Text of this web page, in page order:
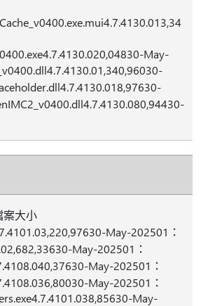
May-
案大小
May-202501：
May-202501：
May-202501：
May-202501：
May-